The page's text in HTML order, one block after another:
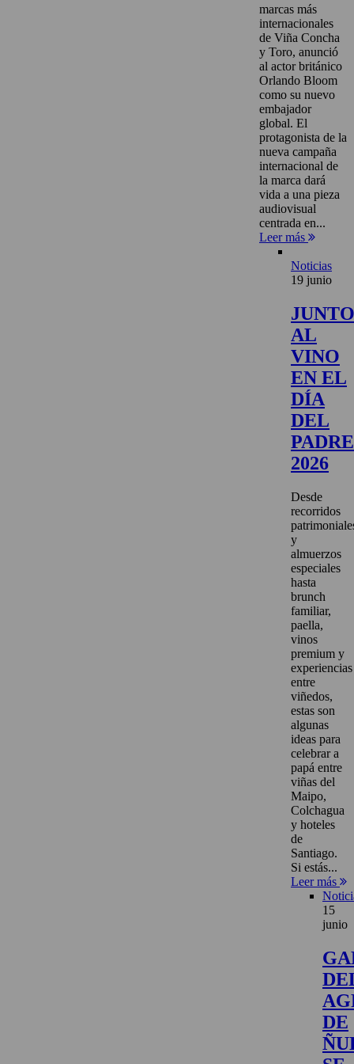
marcas más
internacionales
de Viña Concha
y Toro, anunció
al actor británico
Orlando Bloom
como su nuevo
embajador
global. El
protagonista de la
nueva campaña
internacional de
la marca dará
vida a una pieza
audiovisual
centrada en...
Leer más
Noticias
19 junio
JUNTO
AL
VINO
EN EL
DÍA
DEL
PADRE
2026
Desde
recorridos
y
almuerzos
especiales
hasta
brunch
familiar,
paella,
vinos
premium y
experiencias
entre
viñedos,
estas son
algunas
ideas para
celebrar a
papá entre
viñas del
Maipo,
Colchagua
y hoteles
de
Santiago.
Si estás...
Leer más
15
junio
DE